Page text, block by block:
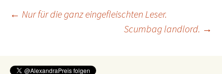
Beitragsnavigation
← Nur für die ganz eingefleischten Leser.
Scumbag landlord. →